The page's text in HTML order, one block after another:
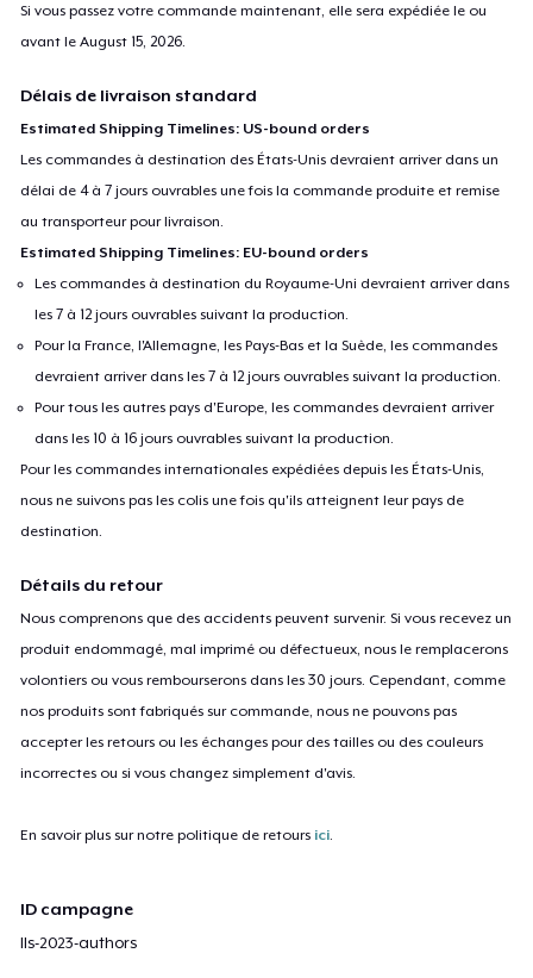
Si vous passez votre commande maintenant, elle sera expédiée le ou
avant leAugust 15, 2026.
Délais de livraison standard
Estimated Shipping Timelines: US-bound orders
Les commandes à destination des États-Unis devraient arriver dans un
délai de 4 à 7 jours ouvrables une fois la commande produite et remise
au transporteur pour livraison.
Estimated Shipping Timelines: EU-bound orders
Les commandes à destination du Royaume-Uni devraient arriver dans
les 7 à 12 jours ouvrables suivant la production.
Pour la France, l'Allemagne, les Pays-Bas et la Suède, les commandes
devraient arriver dans les 7 à 12 jours ouvrables suivant la production.
Pour tous les autres pays d'Europe, les commandes devraient arriver
dans les 10 à 16 jours ouvrables suivant la production.
Pour les commandes internationales expédiées depuis les États-Unis,
nous ne suivons pas les colis une fois qu'ils atteignent leur pays de
destination.
Détails du retour
Nous comprenons que des accidents peuvent survenir. Si vous recevez un
produit endommagé, mal imprimé ou défectueux, nous le remplacerons
volontiers ou vous rembourserons dans les 30 jours. Cependant, comme
nos produits sont fabriqués sur commande, nous ne pouvons pas
accepter les retours ou les échanges pour des tailles ou des couleurs
incorrectes ou si vous changez simplement d'avis.
En savoir plus sur notre politique de retours ici.
ID campagne
lls-2023-authors